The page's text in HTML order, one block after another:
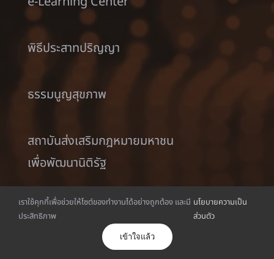
พิธีประสาทปริญญา
ธรรมนูญสุขภาพ
สถาบันส่งเสริมกฎหมายมหาชน
เพื่อพัฒนานิติรัฐ
สถาบันสุขภาพเพศและสุขภาวะองค์รวม
เราใช้คุกกี้เพื่อช่วยให้ไซต์ของทำงานได้อย่างถูกต้อง และมี
ประสิทธิภาพ
นโยบายความเป็น
ส่วนตัว
เข้าใจแล้ว